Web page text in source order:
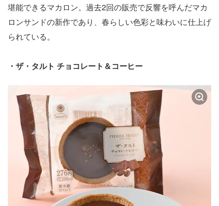
堪能できるマカロン。過去2回の販売で反響を呼んだマカ
ロンサンドの新作であり、春らしい色彩と味わいに仕上げ
られている。
・ザ・タルト チョコレート＆コーヒー